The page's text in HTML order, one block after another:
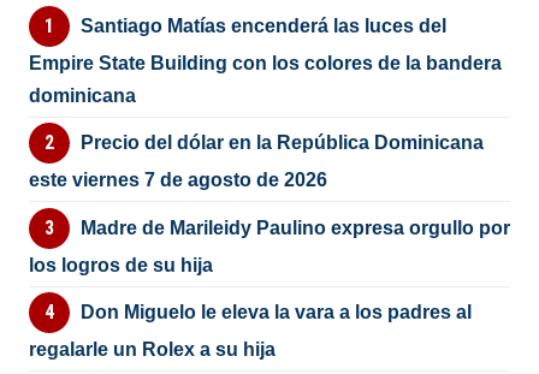
Santiago Matías encenderá las luces del
Empire State Building con los colores de la bandera
dominicana
Precio del dólar en la República Dominicana
este viernes 7 de agosto de 2026
Madre de Marileidy Paulino expresa orgullo por
los logros de su hija
Don Miguelo le eleva la vara a los padres al
regalarle un Rolex a su hija